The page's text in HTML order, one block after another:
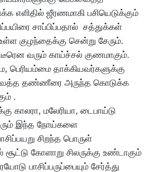
எளிதில் ஜீரணமாகி பசியெடுக்கும்
சாப்பிப்பதால் சத்துக்கள்
உள்ள குழந்தைக்கு சென்று சேரும்.
வரும் காய்ச்சல் குணமாகும்.
பெரியம்மை தாக்கியவர்களுக்கு
தண்ணீரை அருந்த கொடுக்க
.
காலரா, மலேரியா, டைபாய்டு
இந்த நோய்களை
சிறந்த பொருள்
சூட்டு கோளாறு சிலருக்கு உண்டாகும்
பாசிப்பருப்பையும் சேர்த்து